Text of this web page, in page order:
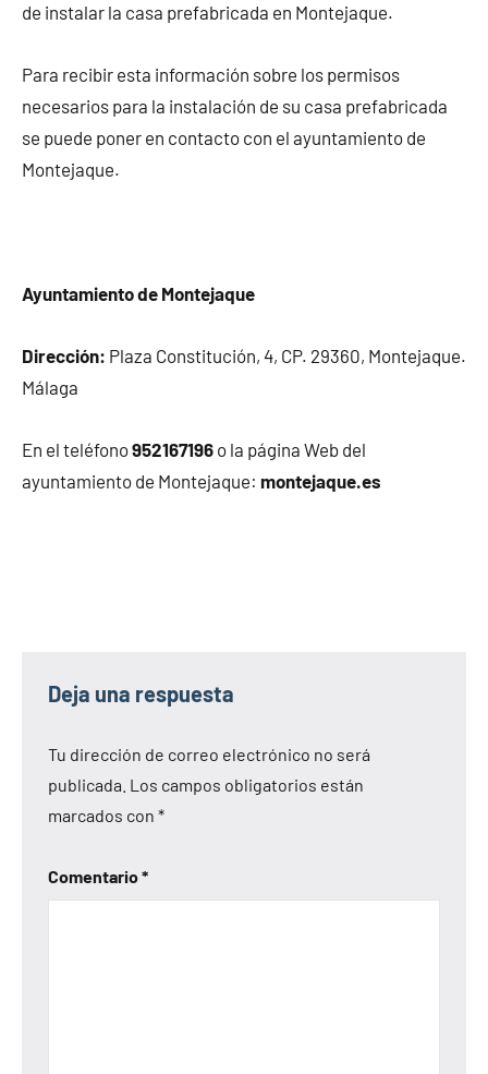
de instalar la casa prefabricada en Montejaque.
Para recibir esta información sobre los permisos
necesarios para la instalación de su casa prefabricada
se puede poner en contacto con el ayuntamiento de
Montejaque.
Ayuntamiento de Montejaque
Dirección: Plaza Constitución, 4, CP. 29360, Montejaque.
Málaga
En el teléfono952167196 o la página Web del
ayuntamiento de Montejaque: montejaque.es
Deja una respuesta
Tu dirección de correo electrónico no será
publicada. Los campos obligatorios están
marcados con *
Comentario*